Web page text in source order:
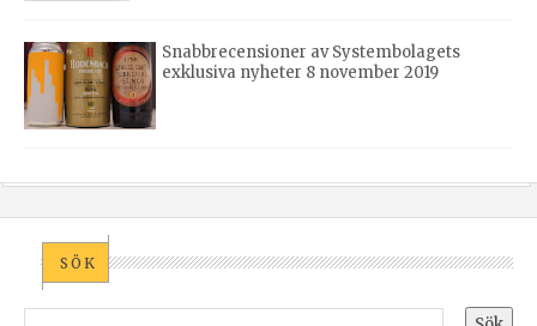
Snabbrecensioner av Systembolagets
exklusiva nyheter 8 november 2019
SÖK